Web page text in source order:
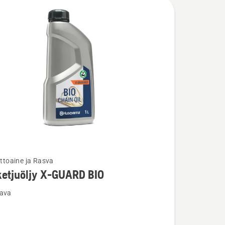
ja Rasva
X-GUARD BIO